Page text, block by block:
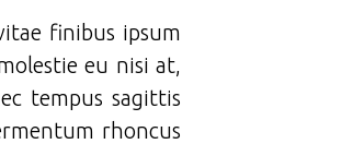
finibus ipsum
eu nisi at,
tempus sagittis
rhoncus